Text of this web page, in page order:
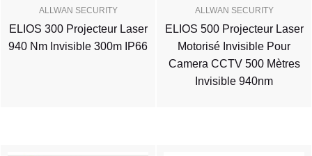
ALLWAN SECURITY
ELIOS 300 Projecteur Laser
940 Nm Invisible 300m IP66
ALLWAN SECURITY
ELIOS 500 Projecteur Laser
Motorisé Invisible Pour
Camera CCTV 500 Mètres
Invisible 940nm